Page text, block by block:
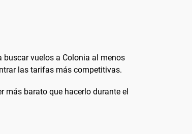
buscar vuelos a Colonia al menos
las tarifas más competitivas.
más barato que hacerlo durante el